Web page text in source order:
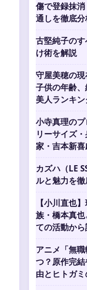
傷で登録抹
通しを徹底
古堅純子の
け術を解説
守屋美穂の
子供の年齢、
美人ランキ
小寺真理の
リーサイズ
家・吉本新
カズハ（LE
ルと魅力を
【小川直也
族・橋本真
ての活動か
アニメ「無
つ？原作完
由とヒトガ